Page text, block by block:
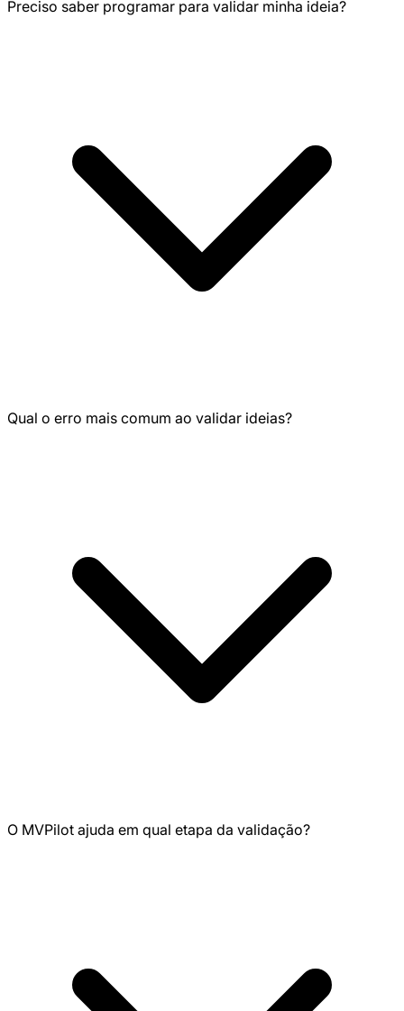
Preciso saber programar para validar minha ideia?
Qual o erro mais comum ao validar ideias?
O MVPilot ajuda em qual etapa da validação?